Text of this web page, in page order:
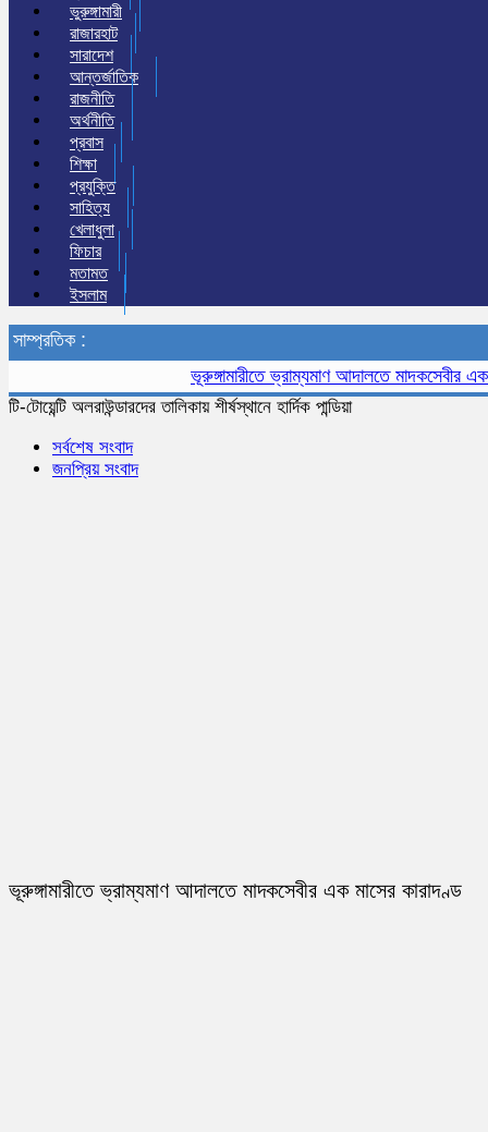
ভুরুঙ্গামারী
রাজারহাট
সারাদেশ
আন্তর্জাতিক
রাজনীতি
অর্থনীতি
প্রবাস
শিক্ষা
প্রযুক্তি
সাহিত্য
খেলাধুলা
ফিচার
মতামত
ইসলাম
সাম্প্রতিক :
ভূরুঙ্গামারীতে ভ্রাম্যমাণ আদালতে মাদকসেবীর এক
টি-টোয়েন্টি অলরাউন্ডারদের তালিকায় শীর্ষস্থানে হার্দিক পান্ডিয়া
সর্বশেষ সংবাদ
জনপ্রিয় সংবাদ
ভূরুঙ্গামারীতে ভ্রাম্যমাণ আদালতে মাদকসেবীর এক মাসের কারাদণ্ড